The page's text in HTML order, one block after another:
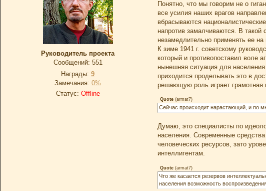
Руководитель проекта
Сообщений: 551
Награды: 9
Замечания: 0%
Статус: Offline
Понятно, что мы говорим не о
все усилия наших врагов
вбрасываются
напротив замалчиваются. В такой
незамедлительно применять ее на
К зиме 1941 г. советскому
который и противопоставил воле
нынешняя ситуация для
приходится проделывать это в
решающую роль играет грамотная
Quote (armat7)
Сейчас происходит нарастающий, и по
Думаю, это специалисты по
населения. Современные
человеческих ресурсов, зато
интеллигентам.
Quote (armat7)
Что же касается резервов
населения возможность